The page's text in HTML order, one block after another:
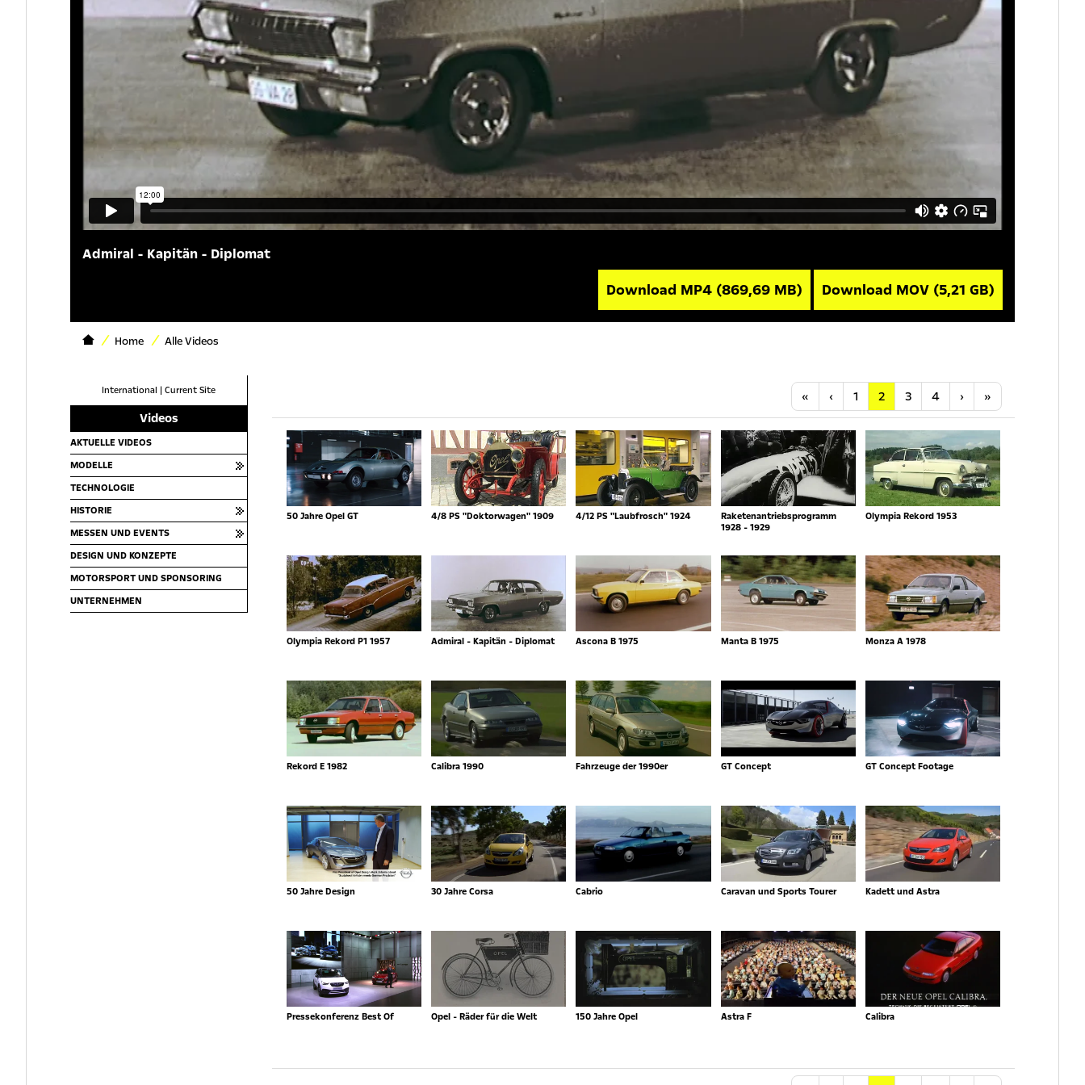
Admiral - Kapitän - Diplomat
Download MP4 (869,69 MB) Download MOV (5,21 GB)
Home Alle Videos
International | Current Site
Videos
AKTUELLE VIDEOS
MODELLE
TECHNOLOGIE
HISTORIE
MESSEN UND EVENTS
DESIGN UND KONZEPTE
MOTORSPORT UND SPONSORING
UNTERNEHMEN
« Anfang
‹ Vorherige
1 2 3 4 ›Nächste
»
50 Jahre Opel GT 4/8 PS "Doktorwagen" 1909 4/12 PS "Laubfrosch" 1924
Raketenantriebsprogramm
1928 - 1929
Olympia Rekord 1953
Olympia Rekord P1 1957 Admiral - Kapitän - Diplomat Ascona B 1975 Manta B 1975 Monza A 1978
Rekord E 1982 Calibra 1990 Fahrzeuge der 1990er GT Concept GT Concept Footage
50 Jahre Design 30 Jahre Corsa Cabrio Caravan und Sports Tourer Kadett und Astra
Pressekonferenz Best Of Opel - Räder für die Welt 150 Jahre Opel Astra F Calibra